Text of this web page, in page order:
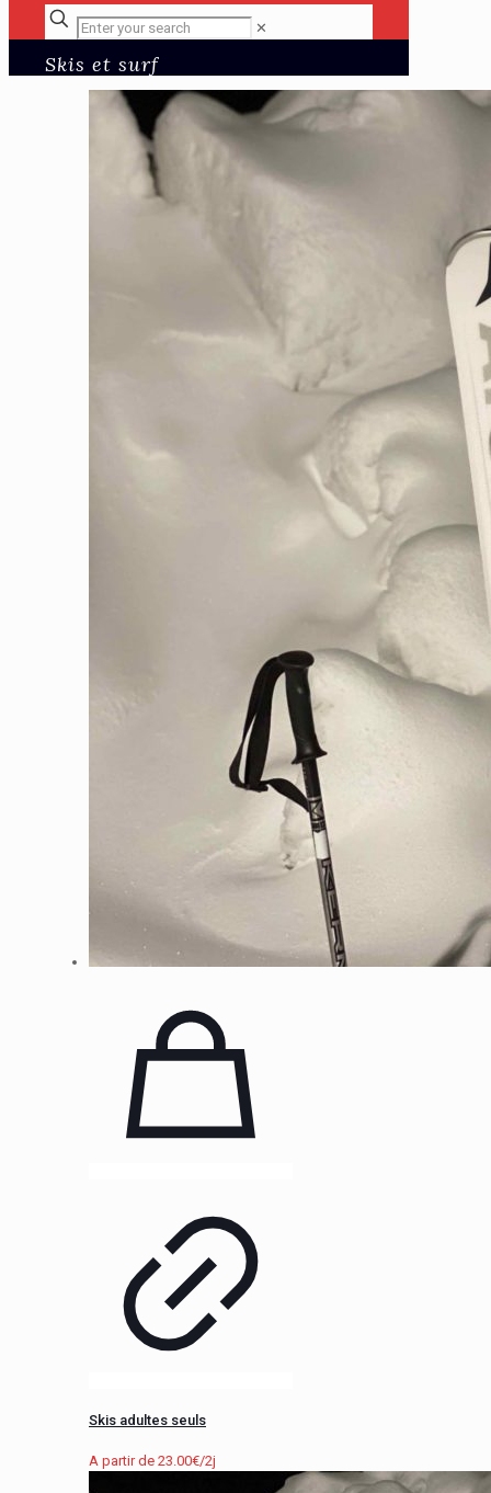
✕
Skis et surf
Skis adultes seuls
A partir de 23.00€/2j